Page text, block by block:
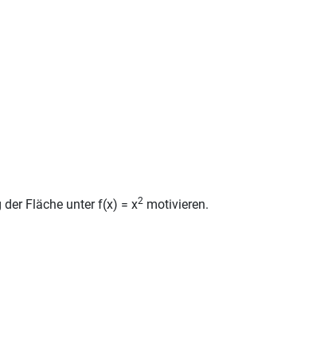
Fläche unter f(x) = x2 motivieren.